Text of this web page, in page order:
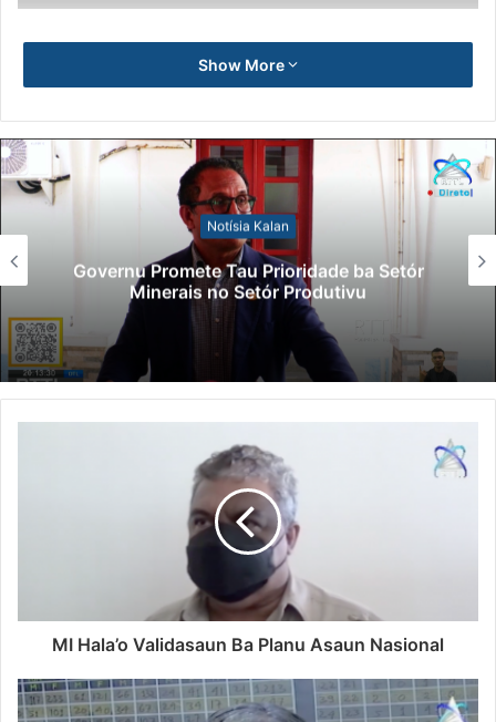
Show More
Notísia Kalan
Governu Promete Tau Prioridade ba Setór
Minerais no Setór Produtivu
MI Hala’o Validasaun Ba Planu Asaun Nasional